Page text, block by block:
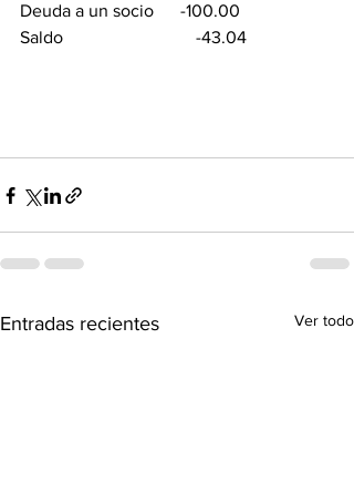
Deuda a un socio      -100.00
Saldo                              -43.04
Entradas recientes Ver todo